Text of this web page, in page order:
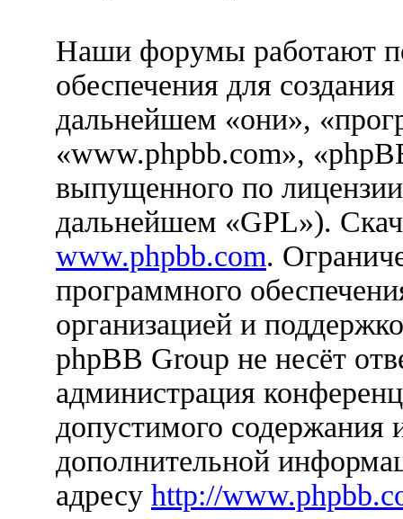
Наши форумы работают
обеспечения для
дальнейшем «они»,
«www.phpbb.com»,
выпущенного по
дальнейшем «GPL»).
www.phpbb.com.
программного
организацией и
phpBB Group не несёт
администрация
допустимого содержания
дополнительной
адресу http://